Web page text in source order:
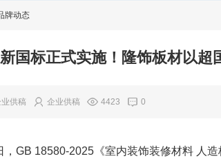
牌动态
新国标正式实施！隆饰板材以超
供稿 企业供稿 4423 0
，GB 18580-2025《室内装饰装修材料 人